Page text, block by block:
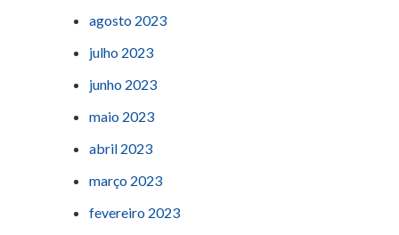
agosto 2023
julho 2023
junho 2023
maio 2023
abril 2023
março 2023
fevereiro 2023